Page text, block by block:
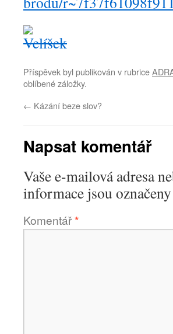
Příspěvek byl publikován v rubrice
oblíbené záložky.
← Kázání beze slov?
Napsat komentář
Vaše e-mailová adresa
informace jsou označeny
Komentář*